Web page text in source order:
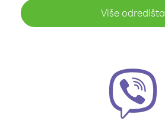
Više odredišta